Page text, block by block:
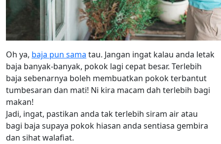
Oh ya, baja pun sama tau. Jangan ingat kalau anda letak
baja banyak-banyak, pokok lagi cepat besar. Terlebih
baja sebenarnya boleh membuatkan pokok terbantut
tumbesaran dan mati! Ni kira macam dah terlebih bagi
makan!
Jadi, ingat, pastikan anda tak terlebih siram air atau
bagi baja supaya pokok hiasan anda sentiasa gembira
dan sihat walafiat.